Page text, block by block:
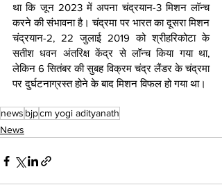
था कि जून 2023 में अपना चंद्रयान-3 मिशन लॉन्च
करने की संभावना है। चंद्रमा पर भारत का दूसरा मिशन
चंद्रयान-2, 22 जुलाई 2019 को श्रीहरिकोटा के
सतीश धवन अंतरिक्ष केंद्र से लॉन्च किया गया था,
लेकिन 6 सितंबर की सुबह विक्रम चंद्र लैंडर के चंद्रमा
पर दुर्घटनाग्रस्त होने के बाद मिशन विफल हो गया था।
news bjpcm yogi adityanath
News